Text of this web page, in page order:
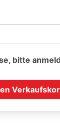
bitte
In den